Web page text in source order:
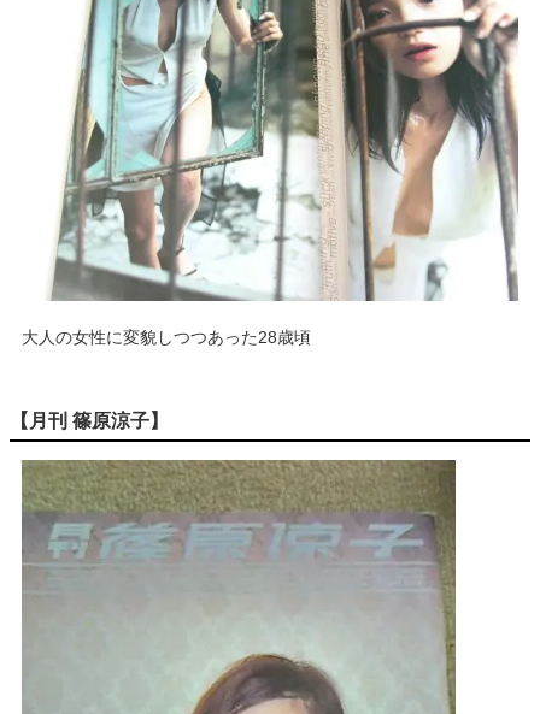
大人の女性に変貌しつつあった28歳頃
【月刊 篠原涼子】